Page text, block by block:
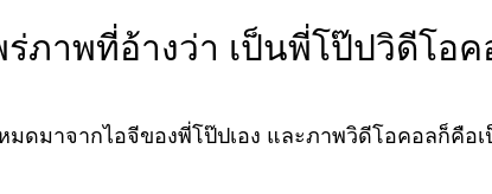
ร่ภาพที่อ้างว่า เป็นพี่โป๊ปวิดีโ
ดมาจากไอจีของพี่โป๊ปเอง และภาพวิดีโอคอลก็คือ